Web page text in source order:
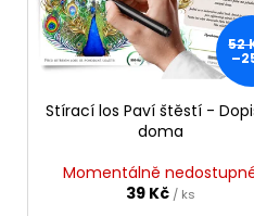
52
Stírací los Paví štěstí -
doma
Momentálně
39 Kč / ks